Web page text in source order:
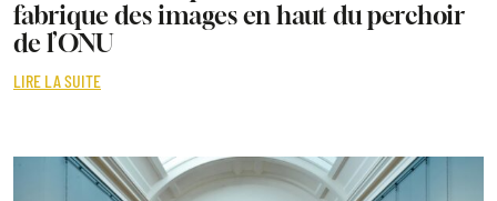
fabrique des images en haut du perchoir
de l’ONU
LIRE LA SUITE